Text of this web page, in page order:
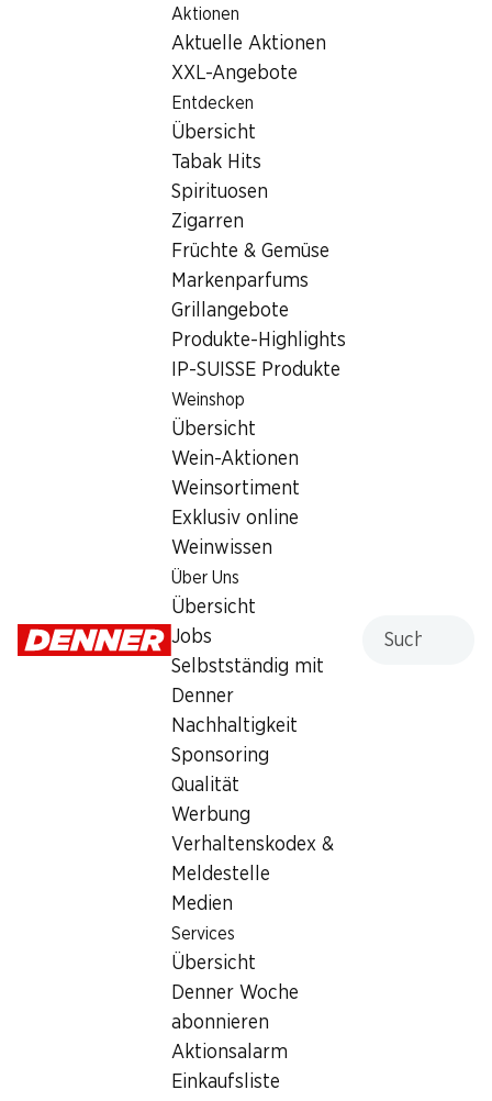
Aktionen
Aktuelle Aktionen
XXL-Angebote
Entdecken
Übersicht
Tabak Hits
Spirituosen
Zigarren
Früchte & Gemüse
Markenparfums
Grillangebote
Produkte-Highlights
IP-SUISSE Produkte
Weinshop
Übersicht
Wein-Aktionen
Weinsortiment
Exklusiv online
Weinwissen
Über Uns
Übersicht
Jobs
Selbstständig mit
Denner
Nachhaltigkeit
Sponsoring
Qualität
Werbung
Verhaltenskodex &
Meldestelle
Medien
Services
Übersicht
Denner Woche
abonnieren
Aktionsalarm
Einkaufsliste
Filialsuche
Denner Filiale Hauptstrasse 30, 3752 Wimmis
3752 Wimmis
Hauptstrasse 30, 3752 Wimmis
Öffnungszeiten
Dienstag 08:00 - 18:30
Bargeldbezug mit Post - / M-Card